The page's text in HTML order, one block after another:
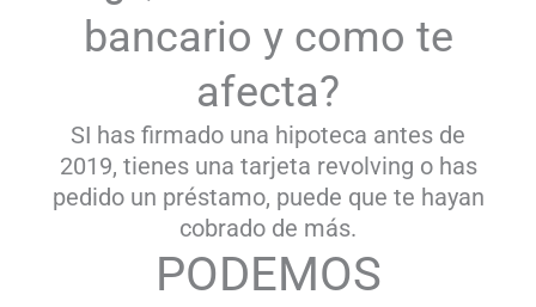
bancario y como te
afecta?
SI has firmado una hipoteca antes de
2019, tienes una tarjeta revolving o has
pedido un préstamo, puede que te hayan
cobrado de más.
PODEMOS